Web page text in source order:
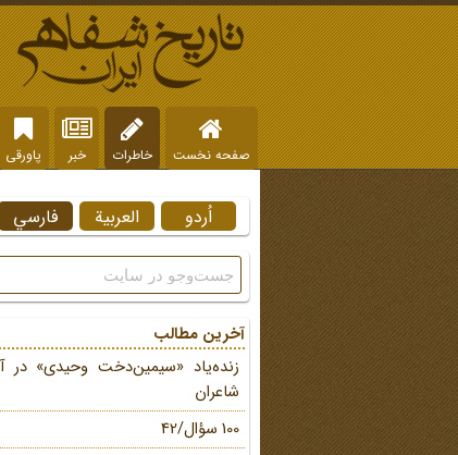
صفحه نخست خاطرات خبر پاورقی
فارسي العربية اُردو
آخرین مطالب
زنده‌یاد «سیمین‌دخت وحیدی» در
شاعران
100 سؤال/42